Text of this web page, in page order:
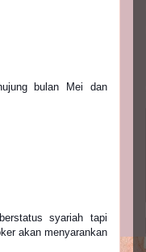
bulan Mei dan
syariah tapi
akan menyarankan